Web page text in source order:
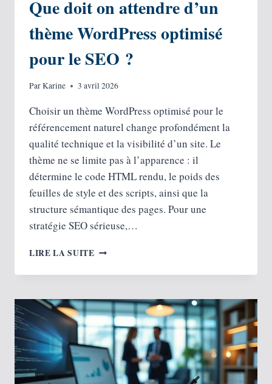
Que doit on attendre d’un
thème WordPress optimisé
pour le SEO ?
ParKarine 3 avril 2026
Choisir un thème WordPress optimisé pour le
référencement naturel change profondément la
qualité technique et la visibilité d’un site. Le
thème ne se limite pas à l’apparence : il
détermine le code HTML rendu, le poids des
feuilles de style et des scripts, ainsi que la
structure sémantique des pages. Pour une
stratégie SEO sérieuse,…
LIRE LA SUITE QUE
ON
D’UN
THÈME
WORDPRESS
OPTIMISÉ
POUR
LE
SEO ?